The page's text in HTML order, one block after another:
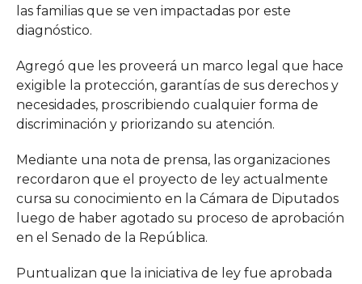
las familias que se ven impactadas por este
diagnóstico.
Agregó que les proveerá un marco legal que hace
exigible la protección, garantías de sus derechos y
necesidades, proscribiendo cualquier forma de
discriminación y priorizando su atención.
Mediante una nota de prensa, las organizaciones
recordaron que el proyecto de ley actualmente
cursa su conocimiento en la Cámara de Diputados
luego de haber agotado su proceso de aprobación
en el Senado de la República.
Puntualizan que la iniciativa de ley fue aprobada